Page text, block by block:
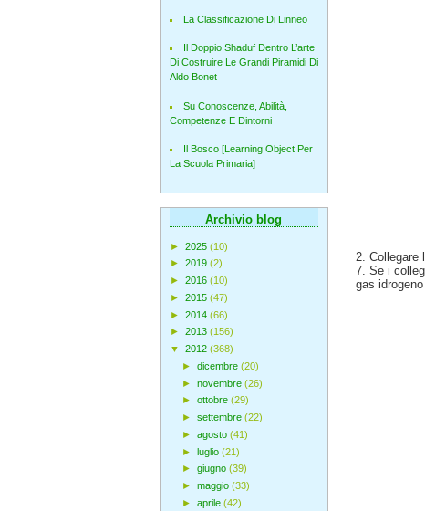
2. Collegare
7. Se i
gas
La Classificazione Di Linneo
Il Doppio Shaduf Dentro L’arte
Di Costruire Le Grandi Piramidi Di
Aldo Bonet
Su Conoscenze, Abilità,
Competenze E Dintorni
Il Bosco [Learning Object Per
La Scuola Primaria]
Archivio blog
► 2025 (10)
► 2019 (2)
► 2016 (10)
► 2015 (47)
► 2014 (66)
► 2013 (156)
▼ 2012 (368)
► dicembre (20)
► novembre (26)
► ottobre (29)
► settembre (22)
► agosto (41)
► luglio (21)
► giugno (39)
► maggio (33)
► aprile (42)